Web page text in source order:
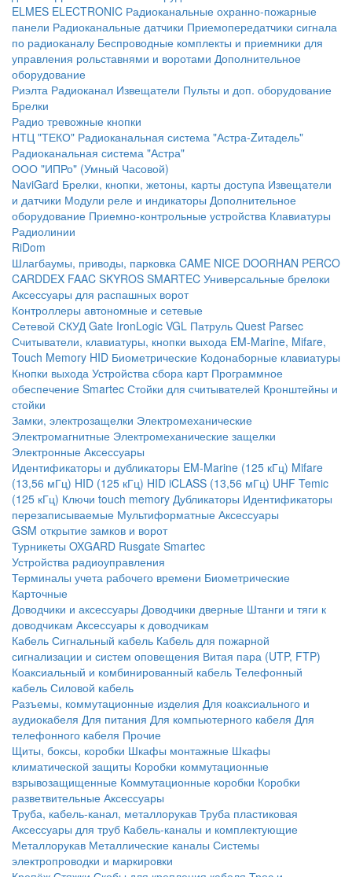
ELMES ELECTRONIC Радиоканальные охранно-пожарные
панели Радиоканальные датчики Приемопередатчики сигнала
по радиоканалу Беспроводные комплекты и приемники для
управления рольставнями и воротами Дополнительное
оборудование
Риэлта Радиоканал Извещатели Пульты и доп. оборудование
Брелки
Радио тревожные кнопки
НТЦ "ТЕКО" Радиоканальная система "Астра-Zитадель"
Радиоканальная система "Астра"
ООО "ИПРо" (Умный Часовой)
NaviGard Брелки, кнопки, жетоны, карты доступа Извещатели
и датчики Модули реле и индикаторы Дополнительное
оборудование Приемно-контрольные устройства Клавиатуры
Радиолинии
RiDom
Шлагбаумы, приводы, парковка CAME NICE DOORHAN PERCO
CARDDEX FAAC SKYROS SMARTEC Универсальные брелоки
Аксессуары для распашных ворот
Контроллеры автономные и сетевые
Сетевой СКУД Gate IronLogic VGL Патруль Quest Parsec
Считыватели, клавиатуры, кнопки выхода EM-Marine, Mifare,
Touch Memory HID Биометрические Кодонаборные клавиатуры
Кнопки выхода Устройства сбора карт Программное
обеспечение Smartec Стойки для считывателей Кронштейны и
стойки
Замки, электрозащелки Электромеханические
Электромагнитные Электромеханические защелки
Электронные Аксессуары
Идентификаторы и дубликаторы EM-Marine (125 кГц) Mifare
(13,56 мГц) HID (125 кГц) HID iCLASS (13,56 мГц) UHF Temic
(125 кГц) Ключи touch memory Дубликаторы Идентификаторы
перезаписываемые Мультиформатные Аксессуары
GSM открытие замков и ворот
Турникеты OXGARD Rusgate Smartec
Устройства радиоуправления
Терминалы учета рабочего времени Биометрические
Карточные
Доводчики и аксессуары Доводчики дверные Штанги и тяги к
доводчикам Аксессуары к доводчикам
Кабель Сигнальный кабель Кабель для пожарной
сигнализации и систем оповещения Витая пара (UTP, FTP)
Коаксиальный и комбинированный кабель Телефонный
кабель Силовой кабель
Разъемы, коммутационные изделия Для коаксиального и
аудиокабеля Для питания Для компьютерного кабеля Для
телефонного кабеля Прочие
Щиты, боксы, коробки Шкафы монтажные Шкафы
климатической защиты Коробки коммутационные
взрывозащищенные Коммутационные коробки Коробки
разветвительные Аксессуары
Труба, кабель-канал, металлорукав Труба пластиковая
Аксессуары для труб Кабель-каналы и комплектующие
Металлорукав Металлические каналы Системы
электропроводки и маркировки